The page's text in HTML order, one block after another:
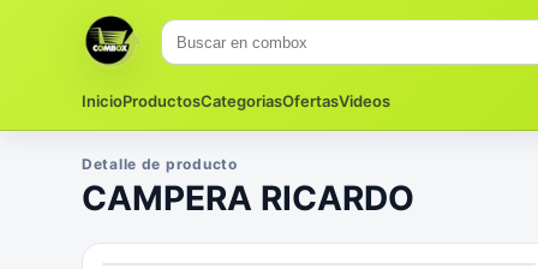
InicioProductosCategoriasOfertasVideos
Detalle de producto
CAMPERA RICARDO